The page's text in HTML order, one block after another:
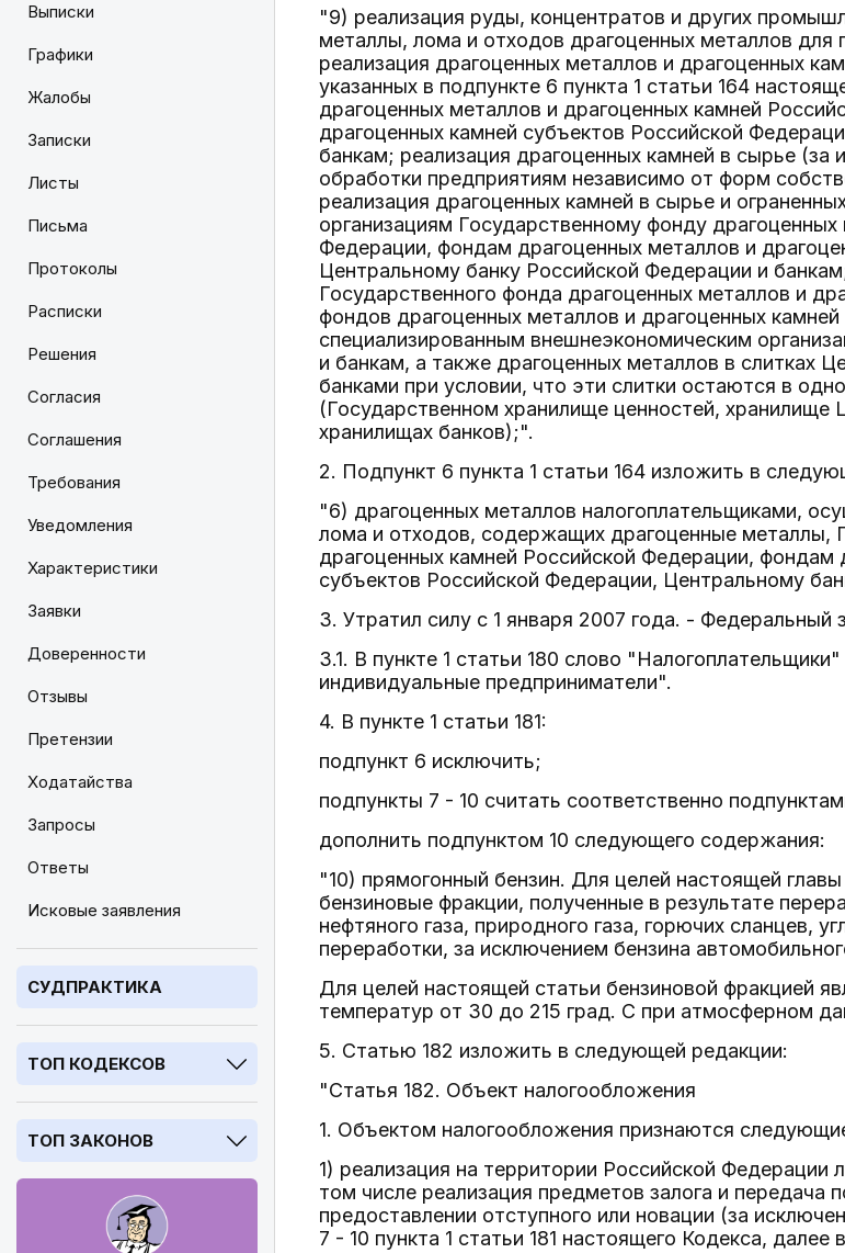
Выписки
Графики
Жалобы
Записки
Листы
Письма
Протоколы
Расписки
Решения
Согласия
Соглашения
Требования
Уведомления
Характеристики
Заявки
Доверенности
Отзывы
Претензии
Ходатайства
Запросы
Ответы
Исковые заявления
СУДПРАКТИКА
ТОП КОДЕКСОВ
ТОП ЗАКОНОВ
"9) реализация руды, концентратов и других
металлы, лома и отходов драгоценных металлов
реализация драгоценных металлов и драгоценных
указанных в подпункте 6 пункта 1 статьи 164
драгоценных металлов и драгоценных камней
драгоценных камней субъектов Российской
банкам; реализация драгоценных камней в сырье
обработки предприятиям независимо от форм
реализация драгоценных камней в сырье и
организациям Государственному фонду
Федерации, фондам драгоценных металлов и
Центральному банку Российской Федерации и
Государственного фонда драгоценных металлов и
фондов драгоценных металлов и драгоценных
специализированным внешнеэкономическим
и банкам, а также драгоценных металлов в слитках
банками при условии, что эти слитки остаются в
(Государственном хранилище ценностей, хранилище
хранилищах банков);".
2. Подпункт 6 пункта 1 статьи 164 изложить в
"6) драгоценных металлов налогоплательщиками,
лома и отходов, содержащих драгоценные металлы,
драгоценных камней Российской Федерации, фондам
субъектов Российской Федерации, Центральному
3. Утратил силу с 1 января 2007 года. - Федеральный
3.1. В пункте 1 статьи 180 слово
индивидуальные предприниматели".
4. В пункте 1 статьи 181:
подпункт 6 исключить;
подпункты 7 - 10 считать соответственно
дополнить подпунктом 10 следующего содержания:
"10) прямогонный бензин. Для целей настоящей
бензиновые фракции, полученные в результате
нефтяного газа, природного газа, горючих сланцев,
переработки, за исключением бензина
Для целей настоящей статьи бензиновой фракцией
температур от 30 до 215 град. С при атмосферном
5. Статью 182 изложить в следующей редакции:
"Статья 182. Объект налогообложения
1. Объектом налогообложения признаются
1) реализация на территории Российской
том числе реализация предметов залога и передача
предоставлении отступного или новации (за
7 - 10 пункта 1 статьи 181 настоящего Кодекса,